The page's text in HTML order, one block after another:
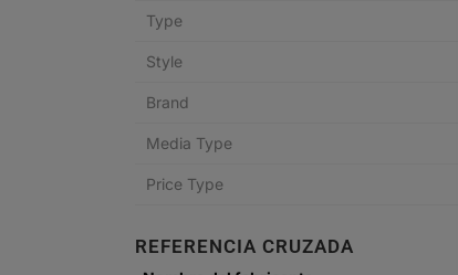
Type
Style
Brand
Media Type
Price Type
REFERENCIA CRUZADA